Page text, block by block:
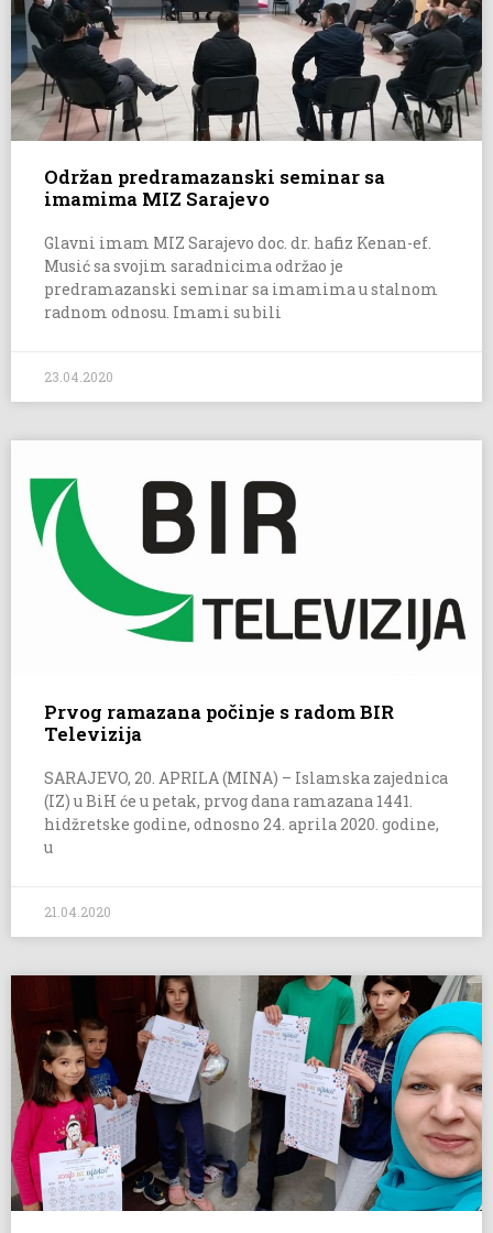
Održan predramazanski seminar sa
imamima MIZ Sarajevo
Glavni imam MIZ Sarajevo doc. dr. hafiz Kenan-ef.
Musić sa svojim saradnicima održao je
predramazanski seminar sa imamima u stalnom
radnom odnosu. Imami su bili
23.04.2020
Prvog ramazana počinje s radom BIR
Televizija
SARAJEVO, 20. APRILA (MINA) – Islamska zajednica
(IZ) u BiH će u petak, prvog dana ramazana 1441.
hidžretske godine, odnosno 24. aprila 2020. godine,
u
21.04.2020